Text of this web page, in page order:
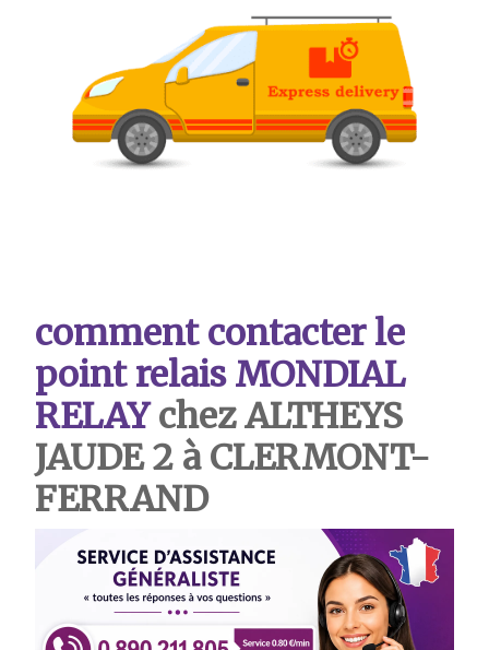
comment contacter le
point relais MONDIAL
RELAYchez ALTHEYS
JAUDE 2 à CLERMONT-
FERRAND